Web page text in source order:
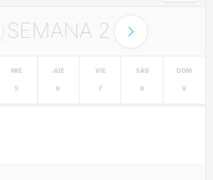
SEMANA 2
MIÉ
5
JUE
6
VIE
7
SÁB
8
DOM
9